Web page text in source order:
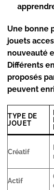
Une bonne
jouets
nouveauté
Différents
proposés
peuvent
TYPE DE
JOUET
Créatif
Actif